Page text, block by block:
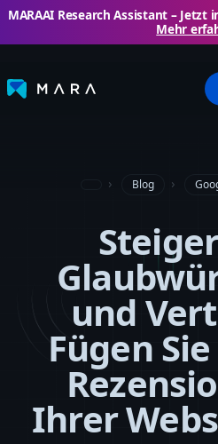
MARAAI Research Assistant –
Mehr
Blog
und
Fügen
Ihrer